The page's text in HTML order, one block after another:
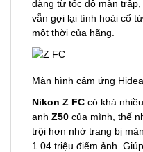
dàng từ tốc độ màn
vẫn gợi lại tính hoài cổ
một thời của hãng.
Màn hình cảm ứng
Nikon Z FC có khá
anh Z50 của mình, thế
trội hơn nhờ trang bị
1.04 triệu điểm ảnh.